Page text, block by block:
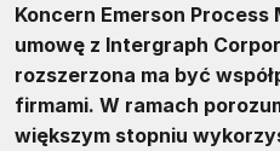
Koncern Emerson Process
umowę z Intergraph
rozszerzona ma być
firmami. W ramach
większym stopniu